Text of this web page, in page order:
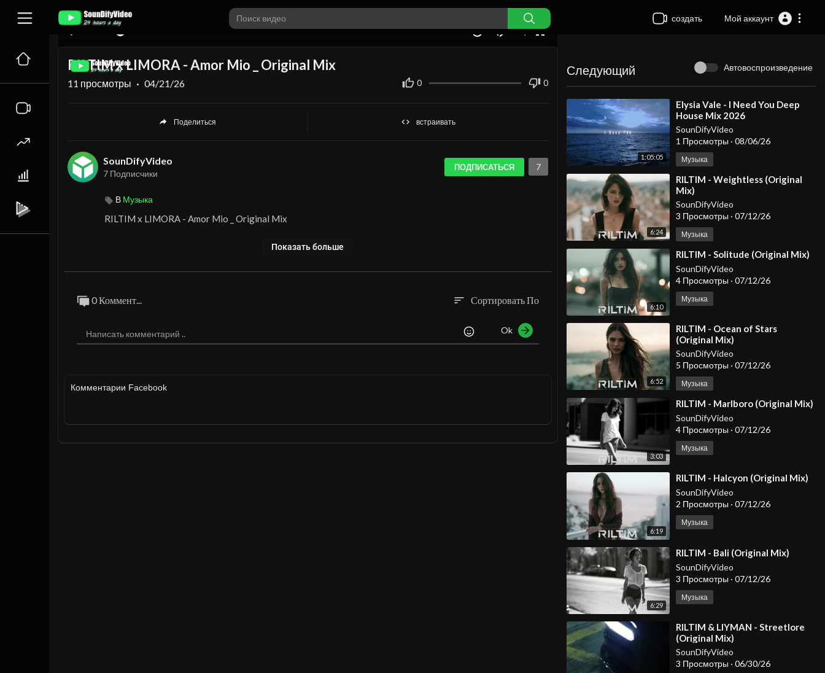
создать Мой аккаунт
Следующий Автовоспроизведение
1:05:05
⁣Elysia Vale - I Need You Deep
House Mix 2026
SounDifyVideo
1 Просмотры · 08/06/26
Музыка
6:24
⁣RILTIM - Weightless (Original
Mix)
SounDifyVideo
3 Просмотры · 07/12/26
Музыка
6:10
⁣RILTIM - Solitude (Original Mix)
SounDifyVideo
4 Просмотры · 07/12/26
Музыка
6:52
⁣RILTIM - Ocean of Stars
(Original Mix)
SounDifyVideo
5 Просмотры · 07/12/26
Музыка
3:03
⁣RILTIM - Marlboro (Original Mix)
SounDifyVideo
4 Просмотры · 07/12/26
Музыка
6:19
⁣RILTIM - Halcyon (Original Mix)
SounDifyVideo
2 Просмотры · 07/12/26
Музыка
6:29
⁣RILTIM - Bali (Original Mix)
SounDifyVideo
3 Просмотры · 07/12/26
Музыка
⁣RILTIM & LIYMAN - Streetlore
(Original Mix)
SounDifyVideo
3 Просмотры · 06/30/26
RILTIM x LIMORA - Amor Mio _ Original Mix
0 0
11 просмотры · 04/21/26
Поделиться встраивать
SounDifyVideo
7 Подписчики
ПОДПИСАТЬСЯ 7
В Музыка
⁣RILTIM x LIMORA - Amor Mio _ Original Mix
Показать больше
0 Коммент... sort Сортировать По
Ok
Комментарии Facebook